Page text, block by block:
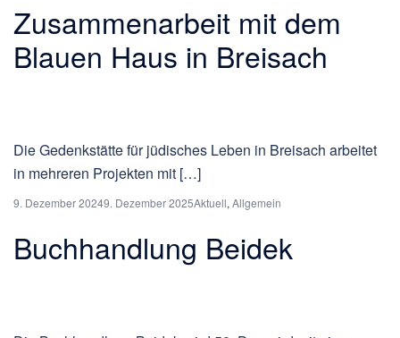
Zusammenarbeit mit dem
Blauen Haus in Breisach
Die Gedenkstätte für jüdisches Leben in Breisach arbeitet
in mehreren Projekten mit […]
9. Dezember 20249. Dezember 2025Aktuell, Allgemein
Buchhandlung Beidek